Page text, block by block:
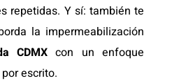
repetidas. Y sí: también te
la impermeabilización
CDMX con un enfoque
escrito.